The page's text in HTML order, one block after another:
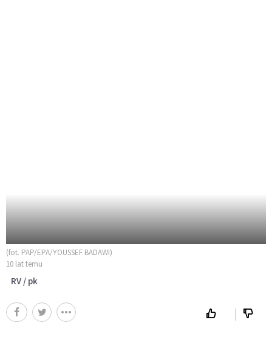
(fot. PAP/EPA/YOUSSEF BADAWI)
10 lat temu
RV / pk